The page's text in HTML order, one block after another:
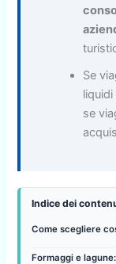
Se
se
Indice dei
Come scegliere
Formaggi e